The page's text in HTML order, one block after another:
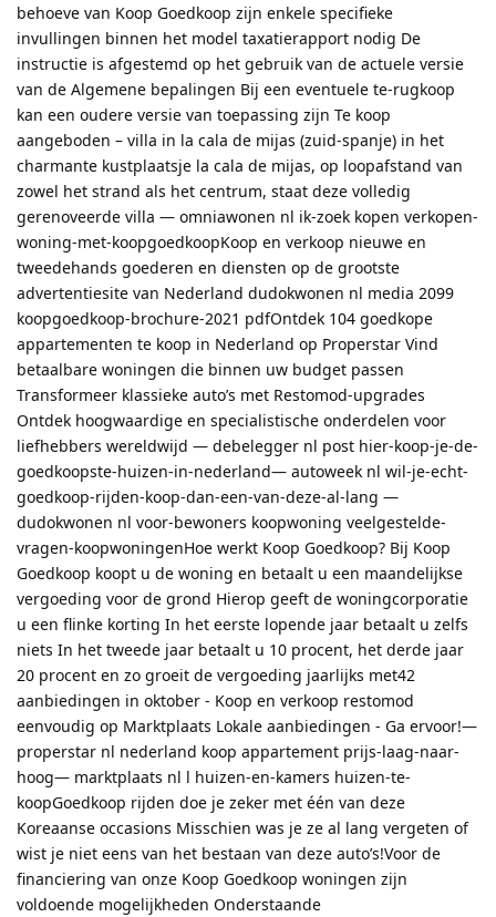
behoeve van Koop Goedkoop zijn enkele specifieke
invullingen binnen het model taxatierapport nodig De
instructie is afgestemd op het gebruik van de actuele versie
van de Algemene bepalingen Bij een eventuele te-rugkoop
kan een oudere versie van toepassing zijn Te koop
aangeboden – villa in la cala de mijas (zuid-spanje) in het
charmante kustplaatsje la cala de mijas, op loopafstand van
zowel het strand als het centrum, staat deze volledig
gerenoveerde villa — omniawonen nl ik-zoek kopen verkopen-
woning-met-koopgoedkoopKoop en verkoop nieuwe en
tweedehands goederen en diensten op de grootste
advertentiesite van Nederland dudokwonen nl media 2099
koopgoedkoop-brochure-2021 pdfOntdek 104 goedkope
appartementen te koop in Nederland op Properstar Vind
betaalbare woningen die binnen uw budget passen
Transformeer klassieke auto’s met Restomod-upgrades
Ontdek hoogwaardige en specialistische onderdelen voor
liefhebbers wereldwijd — debelegger nl post hier-koop-je-de-
goedkoopste-huizen-in-nederland— autoweek nl wil-je-echt-
goedkoop-rijden-koop-dan-een-van-deze-al-lang —
dudokwonen nl voor-bewoners koopwoning veelgestelde-
vragen-koopwoningenHoe werkt Koop Goedkoop? Bij Koop
Goedkoop koopt u de woning en betaalt u een maandelijkse
vergoeding voor de grond Hierop geeft de woningcorporatie
u een flinke korting In het eerste lopende jaar betaalt u zelfs
niets In het tweede jaar betaalt u 10 procent, het derde jaar
20 procent en zo groeit de vergoeding jaarlijks met42
aanbiedingen in oktober - Koop en verkoop restomod
eenvoudig op Marktplaats Lokale aanbiedingen - Ga ervoor!—
properstar nl nederland koop appartement prijs-laag-naar-
hoog— marktplaats nl l huizen-en-kamers huizen-te-
koopGoedkoop rijden doe je zeker met één van deze
Koreaanse occasions Misschien was je ze al lang vergeten of
wist je niet eens van het bestaan van deze auto’s!Voor de
financiering van onze Koop Goedkoop woningen zijn
voldoende mogelijkheden Onderstaande